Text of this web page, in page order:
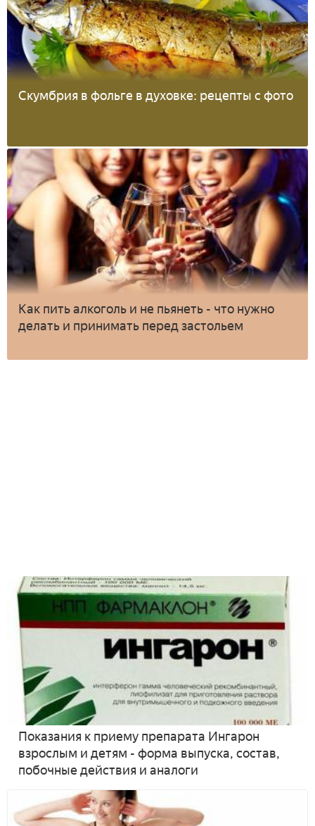
Скумбрия в фольге в духовке: рецепты с фото
Как пить алкоголь и не пьянеть - что нужно
делать и принимать перед застольем
Показания к приему препарата Ингарон
взрослым и детям - форма выпуска, состав,
побочные действия и аналоги